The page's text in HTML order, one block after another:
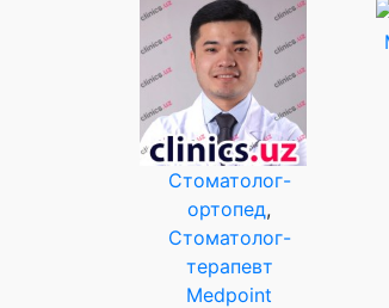
Стоматолог-
ортопед,
Стоматолог-
терапевт
Medpoint